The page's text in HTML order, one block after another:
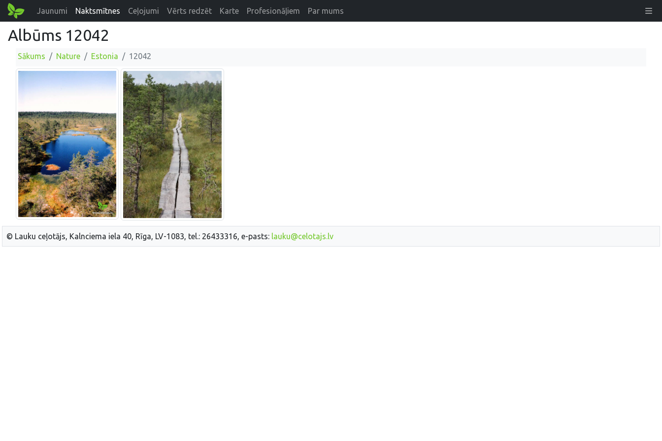
Jaunumi Naktsmītnes Ceļojumi Vērts redzēt Karte Profesionāļiem Par mums
Albūms 12042
Sākums Nature Estonia 12042
© Lauku ceļotājs, Kalnciema iela 40, Rīga, LV-1083, tel.: 26433316, e-pasts: lauku@celotajs.lv